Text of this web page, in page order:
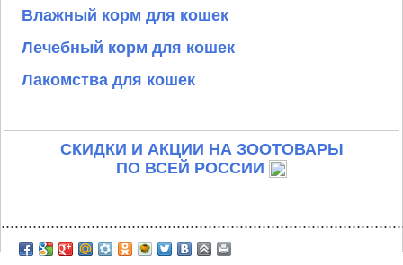
Влажный корм для кошек
Лечебный корм для кошек
Лакомства для кошек
СКИДКИ И АКЦИИ НА ЗООТОВАРЫ
ПО ВСЕЙ РОССИИ